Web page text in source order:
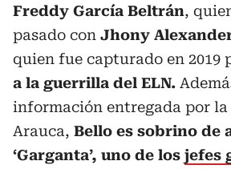
Freddy García Beltrán,
pasado con Jhony
quien fue capturado en 2019
a la guerrilla del ELN.
información entregada por la
Arauca, Bello es sobrino de
‘Garganta’, uno de los jefes